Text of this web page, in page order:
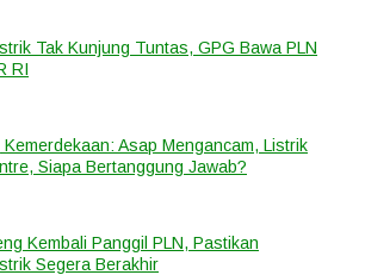
Tak Kunjung Tuntas, GPG Bawa PLN
RI
Asap Mengancam, Listrik
Siapa Bertanggung Jawab?
Kembali Panggil PLN, Pastikan
Segera Berakhir